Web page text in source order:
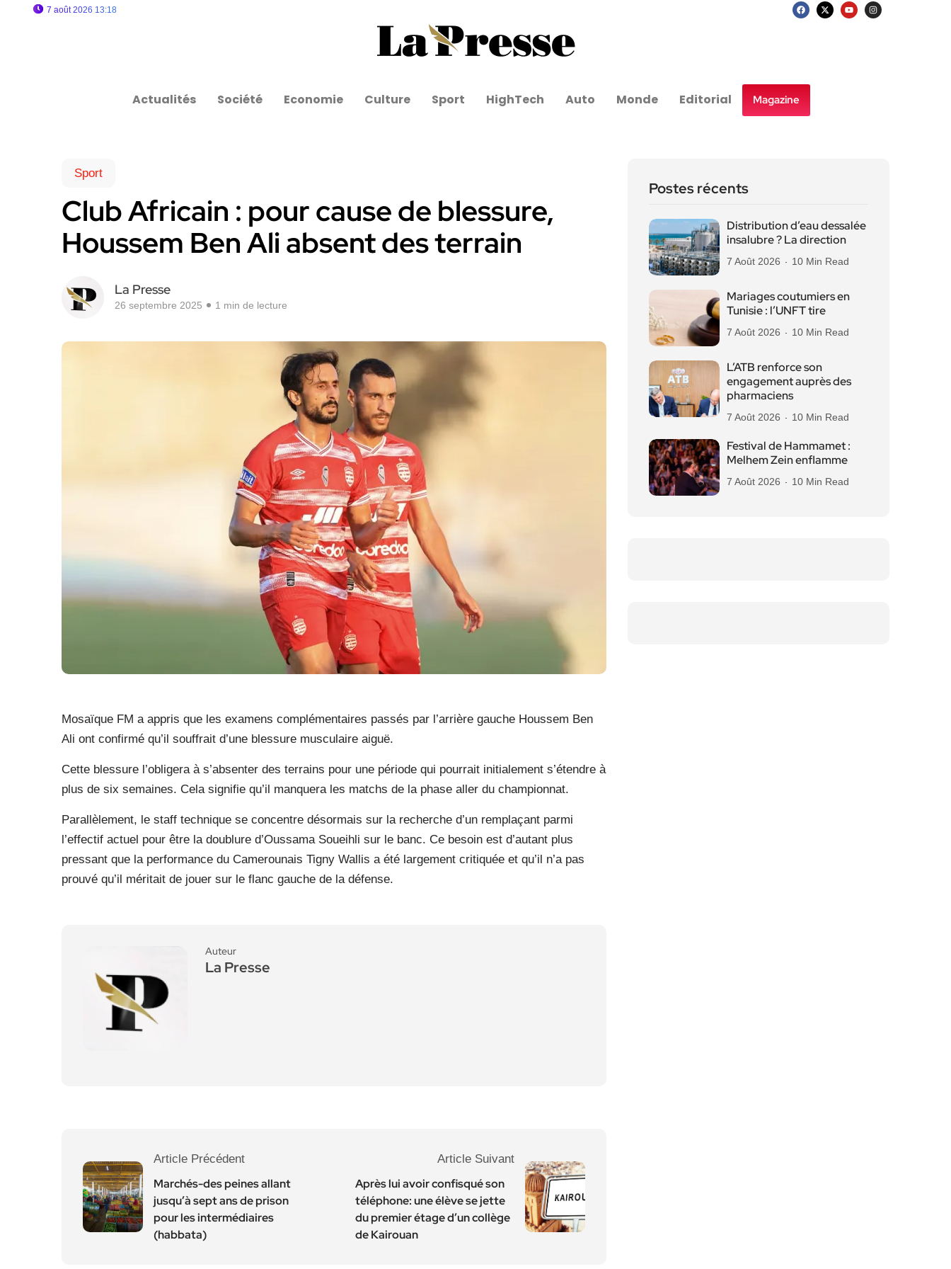
7 août 2026 13:18
Actualités Société Economie Culture Sport HighTech Auto Monde Editorial Magazine
Sport
Club Africain : pour cause de blessure,
Houssem Ben Ali absent des terrain
La Presse
26 septembre 2025 1 min de lecture
Mosaïque FM a appris que les examens complémentaires passés par l’arrière gauche Houssem Ben
Ali ont confirmé qu’il souffrait d’une blessure musculaire aiguë.
Cette blessure l’obligera à s’absenter des terrains pour une période qui pourrait initialement s’étendre à
plus de six semaines. Cela signifie qu’il manquera les matchs de la phase aller du championnat.
Parallèlement, le staff technique se concentre désormais sur la recherche d’un remplaçant parmi
l’effectif actuel pour être la doublure d’Oussama Soueihli sur le banc. Ce besoin est d’autant plus
pressant que la performance du Camerounais Tigny Wallis a été largement critiquée et qu’il n’a pas
prouvé qu’il méritait de jouer sur le flanc gauche de la défense.
Auteur
La Presse
Article Précédent
Marchés-des peines allant
jusqu’à sept ans de prison
pour les intermédiaires
(habbata)
Article Suivant
Après lui avoir confisqué son
téléphone: une élève se jette
du premier étage d’un collège
de Kairouan
Postes récents
Distribution d’eau dessalée
insalubre ? La direction
7 Août 2026 10 Min Read
Mariages coutumiers en
Tunisie : l’UNFT tire
7 Août 2026 10 Min Read
L’ATB renforce son
engagement auprès des
pharmaciens
7 Août 2026 10 Min Read
Festival de Hammamet :
Melhem Zein enflamme
7 Août 2026 10 Min Read